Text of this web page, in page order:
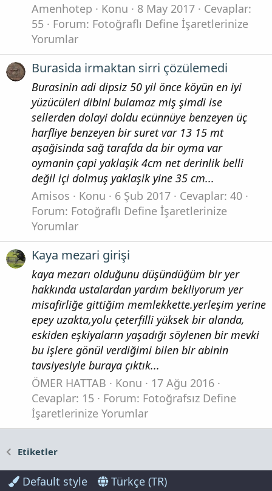
Amenhotep
Konu 8 May 2017
Cevaplar:
55
Forum: Fotoğraflı Define İşaretlerinize
Yorumlar
Burasida irmaktan sirri çözülemedi
Burasinin adi dipsiz 50 yil önce köyün en iyi
yüzücüleri dibini bulamaz miş şimdi ise
sellerden dolayi doldu ecünnüye benzeyen üç
harfliye benzeyen bir suret var 13 15 mt
aşağisinda sağ tarafda da bir oyma var
oymanin çapi yaklaşik 4cm net derinlik belli
değil içi dolmuş yaklaşik yine 35 cm...
Amisos
Konu 6 Şub 2017
Cevaplar: 40
Forum: Fotoğraflı Define İşaretlerinize
Yorumlar
Kaya mezari girişi
kaya mezarı olduğunu düşündüğüm bir yer
hakkında ustalardan yardım bekliyorum yer
misafirliğe gittiğim memlekkette.yerleşim yerine
epey uzakta,yolu çeterfilli yüksek bir alanda,
eskiden eşkiyaların yaşadığı söylenen bir mevki
bu işlere gönül verdiğimi bilen bir abinin
tavsiyesiyle buraya çıktık...
ÖMER HATTAB
Konu
17 Ağu 2016
Cevaplar: 15
Forum: Fotoğrafsız Define
İşaretlerinize Yorumlar
Etiketler
Default style Türkçe (TR)